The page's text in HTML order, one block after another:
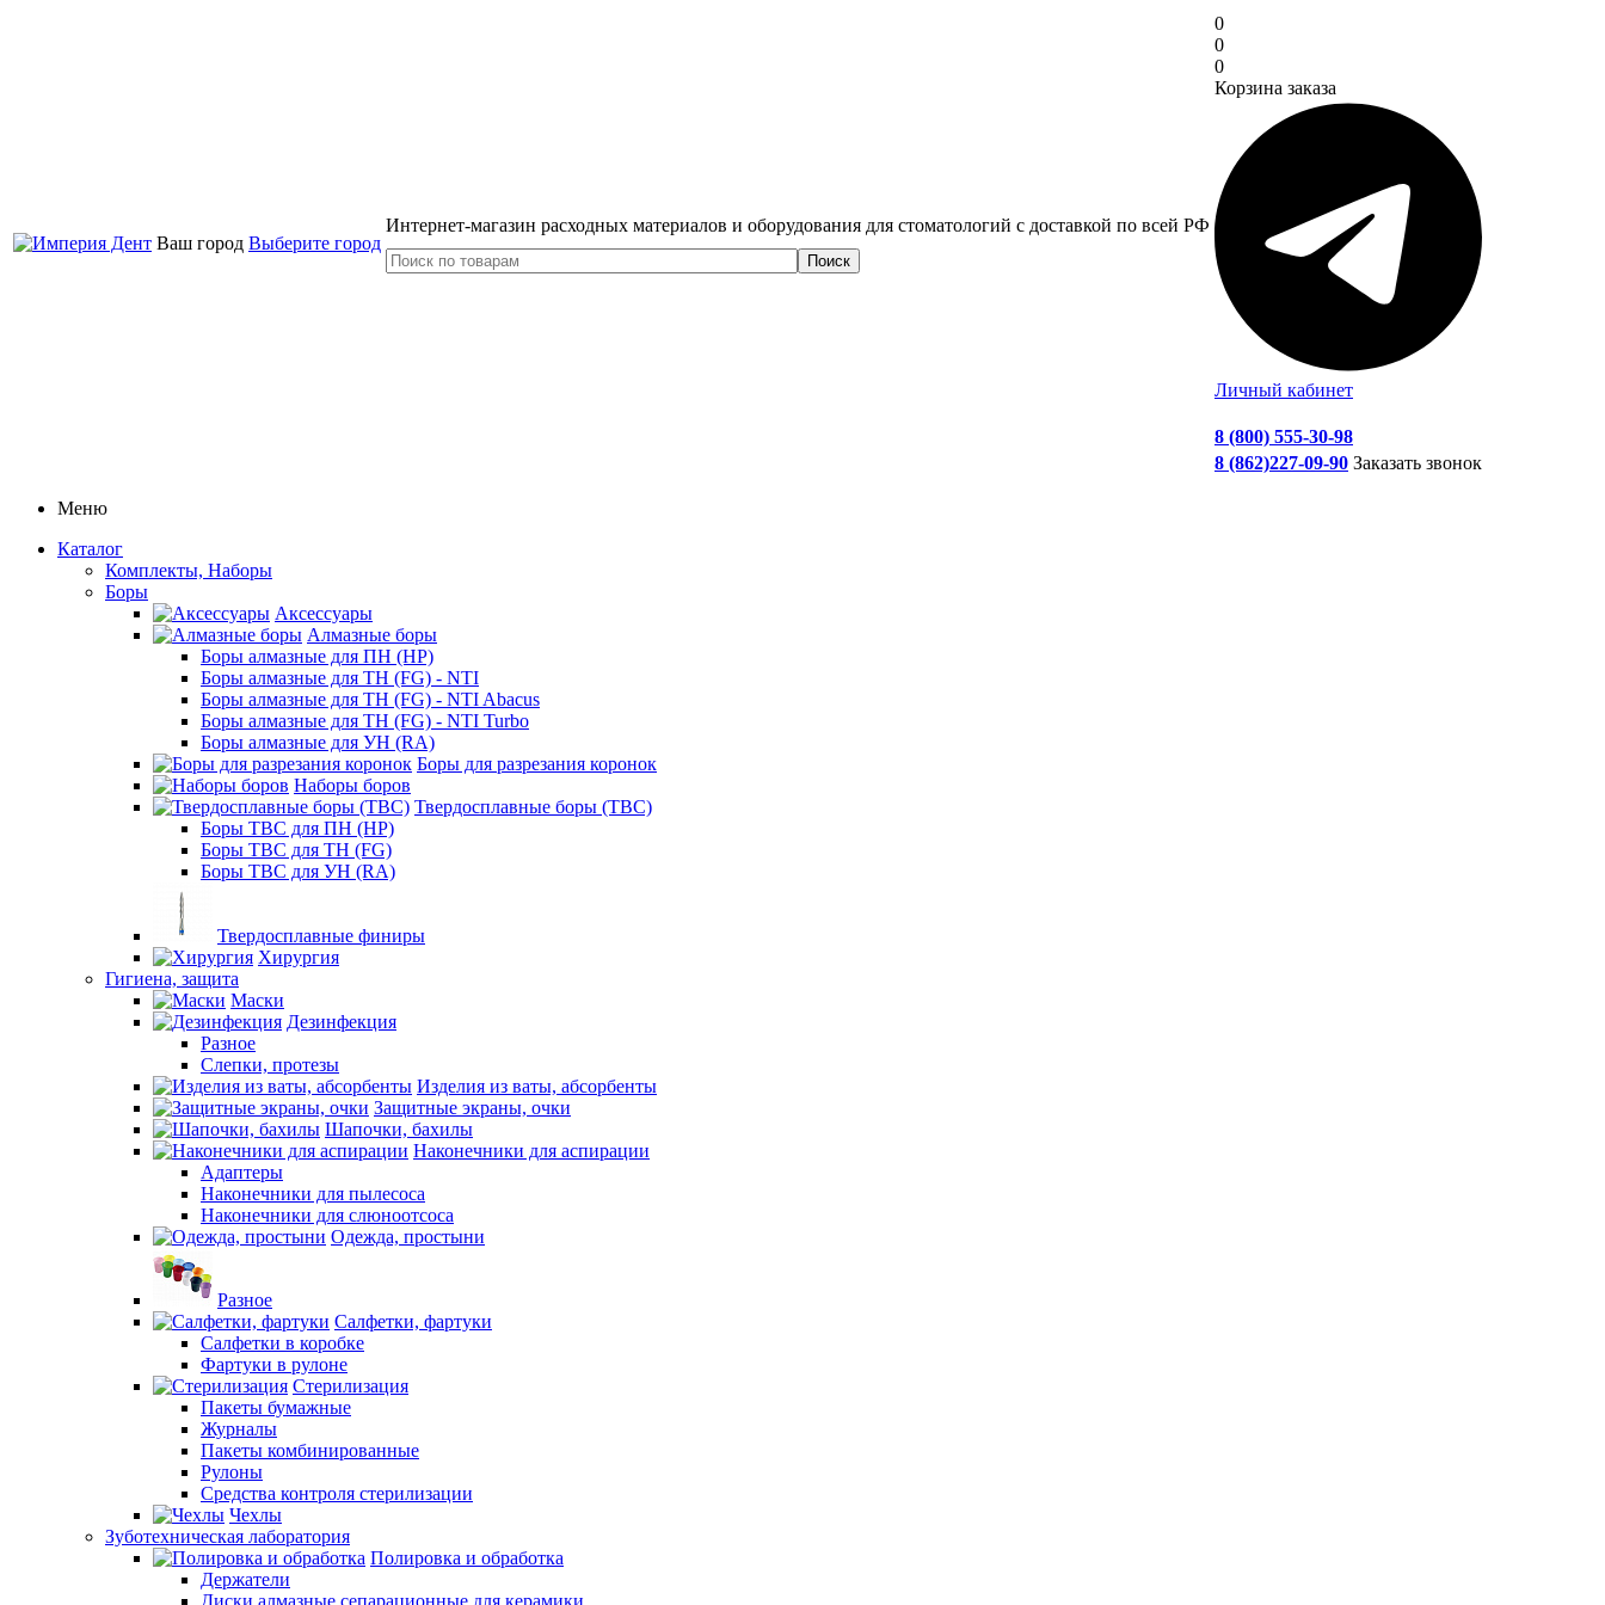
Ваш город Выберите город
Интернет-магазин расходных материалов и оборудования для стоматологий с доставкой по всей РФ
0
0
0
Корзина заказа
Личный кабинет
8 (800) 555-30-98
8 (862)227-09-90 Заказать звонок
Меню
Каталог
Комплекты, Наборы
Боры
Аксессуары
Алмазные боры
Боры алмазные для ПН (HP)
Боры алмазные для ТН (FG) - NTI
Боры алмазные для ТН (FG) - NTI Abacus
Боры алмазные для ТН (FG) - NTI Turbo
Боры алмазные для УН (RA)
Боры для разрезания коронок
Наборы боров
Твердосплавные боры (ТВС)
Боры ТВС для ПН (HP)
Боры ТВС для ТН (FG)
Боры ТВС для УН (RA)
Твердосплавные финиры
Хирургия
Гигиена, защита
Маски
Дезинфекция
Разное
Слепки, протезы
Изделия из ваты, абсорбенты
Защитные экраны, очки
Шапочки, бахилы
Наконечники для аспирации
Адаптеры
Наконечники для пылесоса
Наконечники для слюноотсоса
Одежда, простыни
Разное
Салфетки, фартуки
Салфетки в коробке
Фартуки в рулоне
Стерилизация
Пакеты бумажные
Журналы
Пакеты комбинированные
Рулоны
Средства контроля стерилизации
Чехлы
Зуботехническая лаборатория
Полировка и обработка
Держатели
Диски алмазные сепарационные для керамики